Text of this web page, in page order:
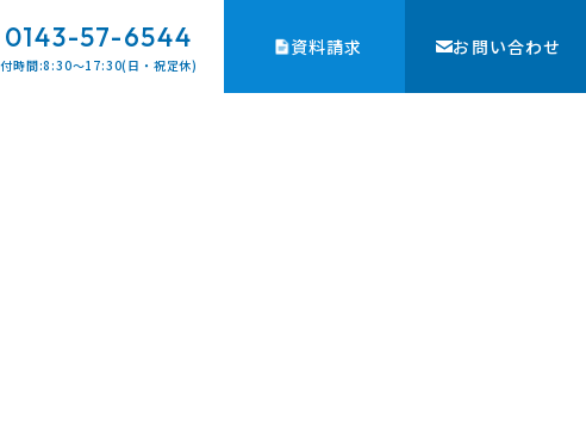
0143-57-6544
時間:8:30〜17:30(日・祝定休)
資料請求 お問い合わせ